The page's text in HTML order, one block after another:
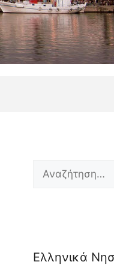
Αναζήτηση
Ελληνικά